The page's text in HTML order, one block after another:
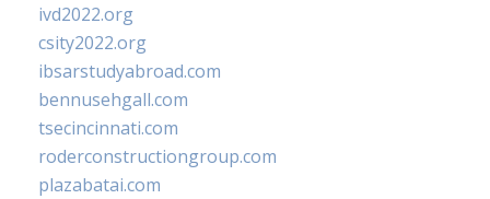
ivd2022.org
csity2022.org
ibsarstudyabroad.com
bennusehgall.com
tsecincinnati.com
roderconstructiongroup.com
plazabatai.com